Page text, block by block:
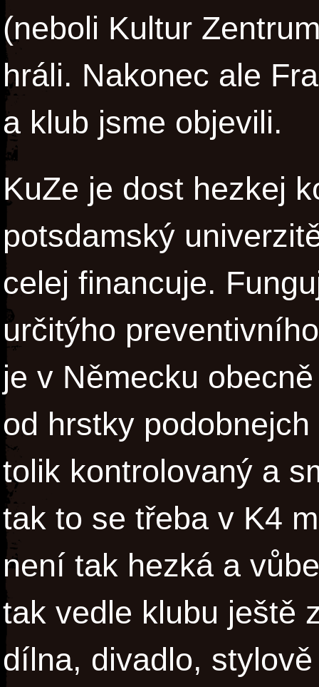
(neboli Kultur
hráli. Nakonec ale
a klub jsme objevili.
KuZe je dost hezkej
potsdamský
celej financuje.
určitýho
je v Německu
od hrstky
tolik kontrolovaný a
tak to se třeba v K4
není tak hezká a
tak vedle klubu ještě
dílna, divadlo,